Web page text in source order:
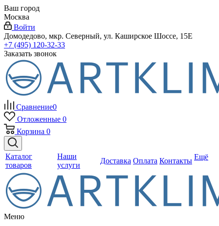
Ваш город
Москва
Войти
Домодедово, мкр. Северный, ул. Каширское Шоссе, 15Е
+7 (495) 120-32-33
Заказать звонок
Сравнение0
Отложенные 0
Корзина 0
Каталог
товаров
Наши
услуги
Доставка Оплата Контакты Ещё
Меню